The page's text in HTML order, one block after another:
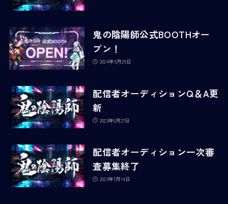
鬼の陰陽師公式BOOTHオー
プン！
2024年5月25日
配信者オーディションQ＆A更
新
2023年6月27日
配信者オーディション一次審
査募集終了
2023年7月14日